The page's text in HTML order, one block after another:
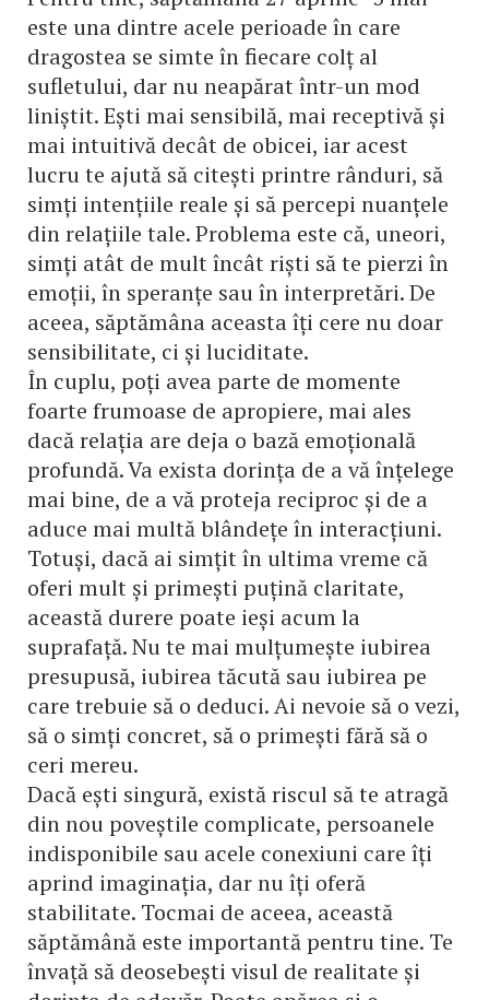
este una dintre acele perioade în care
dragostea se simte în fiecare colț al
sufletului, dar nu neapărat într-un mod
liniștit. Ești mai sensibilă, mai receptivă și
mai intuitivă decât de obicei, iar acest
lucru te ajută să citești printre rânduri, să
simți intențiile reale și să percepi nuanțele
din relațiile tale. Problema este că, uneori,
simți atât de mult încât riști să te pierzi în
emoții, în speranțe sau în interpretări. De
aceea, săptămâna aceasta îți cere nu doar
sensibilitate, ci și luciditate.
În cuplu, poți avea parte de momente
foarte frumoase de apropiere, mai ales
dacă relația are deja o bază emoțională
profundă. Va exista dorința de a vă înțelege
mai bine, de a vă proteja reciproc și de a
aduce mai multă blândețe în interacțiuni.
Totuși, dacă ai simțit în ultima vreme că
oferi mult și primești puțină claritate,
această durere poate ieși acum la
suprafață. Nu te mai mulțumește iubirea
presupusă, iubirea tăcută sau iubirea pe
care trebuie să o deduci. Ai nevoie să o vezi,
să o simți concret, să o primești fără să o
ceri mereu.
Dacă ești singură, există riscul să te atragă
din nou poveștile complicate, persoanele
indisponibile sau acele conexiuni care îți
aprind imaginația, dar nu îți oferă
stabilitate. Tocmai de aceea, această
săptămână este importantă pentru tine. Te
învață să deosebești visul de realitate și